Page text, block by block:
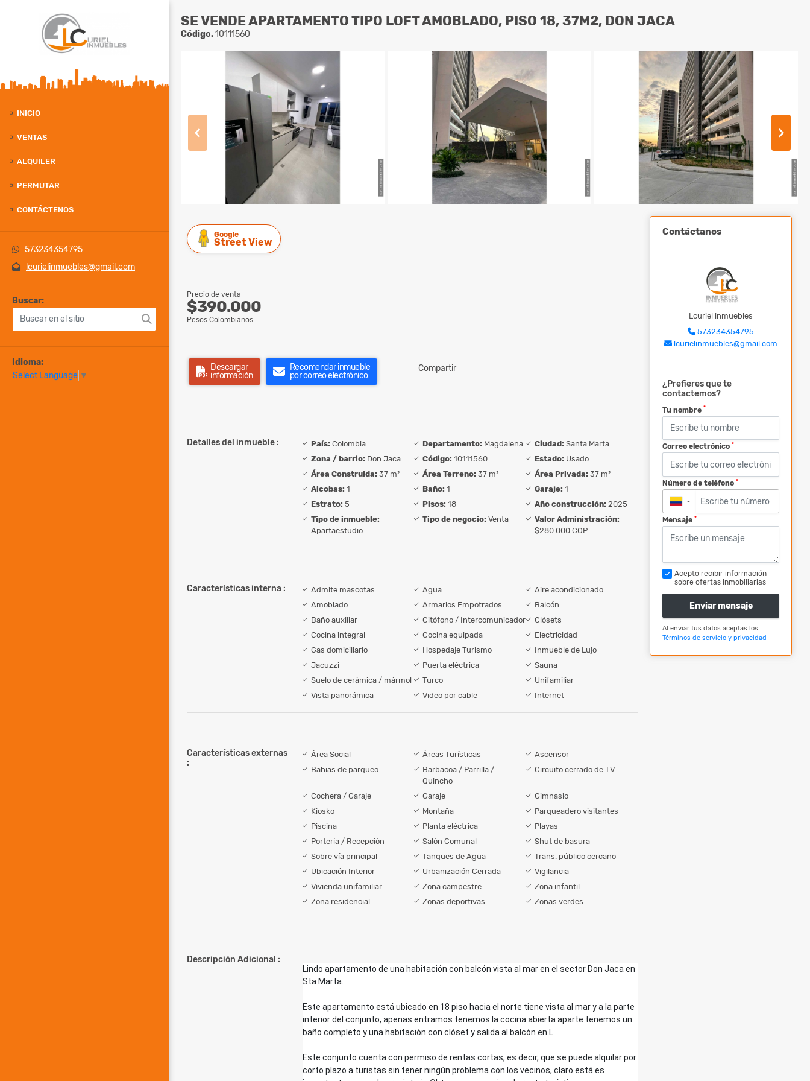
INICIO
VENTAS
ALQUILER
PERMUTAR
CONTÁCTENOS
573234354795
lcurielinmuebles@gmail.com
Buscar:
Idioma:
Select Language ▼
SE VENDE APARTAMENTO TIPO LOFT AMOBLADO, PISO 18, 37M2, DON JACA
Código.10111560
Google
Street View
Precio de venta
$390.000
Pesos Colombianos
Descargar
información
Recomendar inmueble
por correo electrónico
Compartir
Detalles del inmueble : País: Colombia Departamento: Magdalena Ciudad: Santa Marta
Zona / barrio: Don Jaca Código: 10111560 Estado: Usado
Área Construida: 37 m² Área Terreno: 37 m² Área Privada: 37 m²
Alcobas: 1 Baño: 1 Garaje: 1
Estrato: 5 Pisos: 18 Año construcción: 2025
Tipo de inmueble:
Apartaestudio
Tipo de negocio: Venta
Valor Administración:
$280.000 COP
Características interna : Admite mascotas Agua
Aire acondicionado
Amoblado
Armarios Empotrados
Balcón
Baño auxiliar
Citófono / Intercomunicador
Clósets
Cocina integral
Cocina equipada
Electricidad
Gas domiciliario
Hospedaje Turismo
Inmueble de Lujo
Jacuzzi
Puerta eléctrica
Sauna
Suelo de cerámica / mármol
Turco
Unifamiliar
Vista panorámica
Video por cable Internet
Características externas
:
Área Social Áreas Turísticas
Ascensor
Bahias de parqueo
Barbacoa / Parrilla /
Quincho
Circuito cerrado de TV
Cochera / Garaje Garaje
Gimnasio
Kiosko
Montaña
Parqueadero visitantes
Piscina
Planta eléctrica
Playas
Portería / Recepción
Salón Comunal
Shut de basura
Sobre vía principal
Tanques de Agua
Trans. público cercano
Ubicación Interior
Urbanización Cerrada
Vigilancia
Vivienda unifamiliar
Zona campestre
Zona infantil
Zona residencial
Zonas deportivas Zonas verdes
Descripción Adicional :
Lindo apartamento de una habitación con balcón vista al mar en el sector Don Jaca en
Sta Marta.
Este apartamento está ubicado en 18 piso hacia el norte tiene vista al mar y a la parte
interior del conjunto, apenas entramos tenemos la cocina abierta aparte tenemos un
baño completo y una habitación con clóset y salida al balcón en L.
Este conjunto cuenta con permiso de rentas cortas, es decir, que se puede alquilar por
corto plazo a turistas sin tener ningún problema con los vecinos, claro está es
Contáctanos
Lcuriel inmuebles
573234354795
lcurielinmuebles@gmail.com
¿Prefieres que te
contactemos?
Tu nombre *
Correo electrónico *
Número de teléfono *
▼
Mensaje *
Acepto recibir información
sobre ofertas inmobiliarias
Enviar mensaje
Al enviar tus datos aceptas los
Términos de servicio y privacidad